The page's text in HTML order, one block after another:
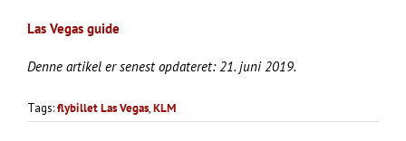
Las Vegas guide
Denne artikel er senest opdateret: 21. juni 2019.
Tags:flybillet Las Vegas,KLM